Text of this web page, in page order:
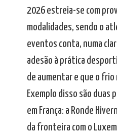
2026 estreia-se com
modalidades, sendo o
eventos conta, numa
adesão à prática
de aumentar e que o frio
Exemplo disso são duas
em França: a Ronde
da fronteira com o